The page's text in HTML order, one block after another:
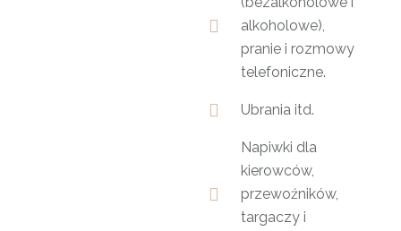
alkoholowe),
pranie i rozmowy
telefoniczne.
Ubrania itd.
Napiwki dla
kierowców,
przewoźników,
targaczy i